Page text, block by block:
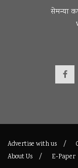
सेमन्या
Advertise with us
About Us
E-Paper